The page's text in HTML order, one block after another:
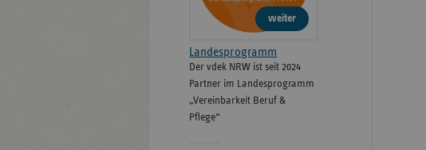
weiter
Landesprogramm
Der vdek NRW ist seit 2024
Partner im Landesprogramm
„Vereinbarkeit Beruf &
Pflege“